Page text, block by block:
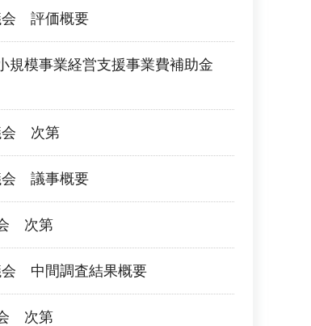
会 評価概要
規模事業経営支援事業費補助金
会 次第
会 議事概要
次第
中間調査結果概要
次第